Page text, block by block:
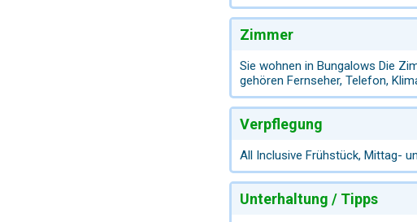
Zimmer
Sie wohnen in Bungalows Die
gehören Fernseher, Telefon,
Verpflegung
All Inclusive Frühstück, Mittag-
Unterhaltung / Tipps